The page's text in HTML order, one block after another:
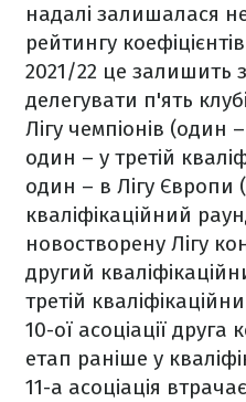
надалі залишалася
рейтингу
2021/22 це залишить
делегувати п'ять
Лігу чемпіонів (один
один – у третій
один – в Лігу Європи
кваліфікаційний
новостворену Лігу
другий
третій
10-ої асоціації
етап раніше у
11-а асоціація